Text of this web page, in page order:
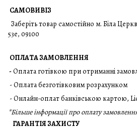
САМОВИВІЗ
Заберіть товар самостійно м. Біла
53е, 09100
ОПЛАТА ЗАМОВЛЕННЯ
-Оплата готівкою при отриманні
- Оплата безготівковим розрахунком
- Онлайн-оплат банківською картою,
*Більше інформації про оплату
ГАРАНТІЯ ЗАХИСТУ